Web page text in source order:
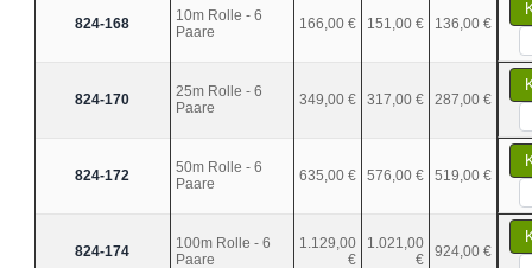
824-168
10m Rolle - 6
Paare
166,00 € 151,00 € 136,00 €
824-170
25m Rolle - 6
Paare
349,00 € 317,00 € 287,00 €
824-172
50m Rolle - 6
Paare
635,00 € 576,00 € 519,00 €
824-174
100m Rolle - 6
Paare
1.129,00
€
1.021,00
€
924,00 €